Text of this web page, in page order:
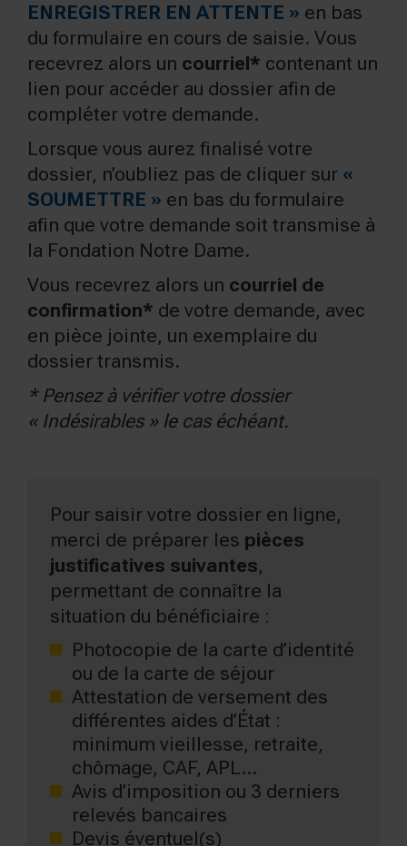
ENREGISTRER EN ATTENTE » en bas
du formulaire en cours de saisie. Vous
recevrez alors un courriel* contenant un
lien pour accéder au dossier afin de
compléter votre demande.
Lorsque vous aurez finalisé votre
dossier, n’oubliez pas de cliquer sur «
SOUMETTRE » en bas du formulaire
afin que votre demande soit transmise à
la Fondation Notre Dame.
Vous recevrez alors un courriel de
confirmation* de votre demande, avec
en pièce jointe, un exemplaire du
dossier transmis.
* Pensez à vérifier votre dossier
« Indésirables » le cas échéant.
Pour saisir votre dossier en ligne,
merci de préparer les pièces
justificatives suivantes,
permettant de connaître la
situation du bénéficiaire :
Photocopie de la carte d’identité
ou de la carte de séjour
Attestation de versement des
différentes aides d’État :
minimum vieillesse, retraite,
chômage, CAF, APL…
Avis d’imposition ou 3 derniers
relevés bancaires
Devis éventuel(s)